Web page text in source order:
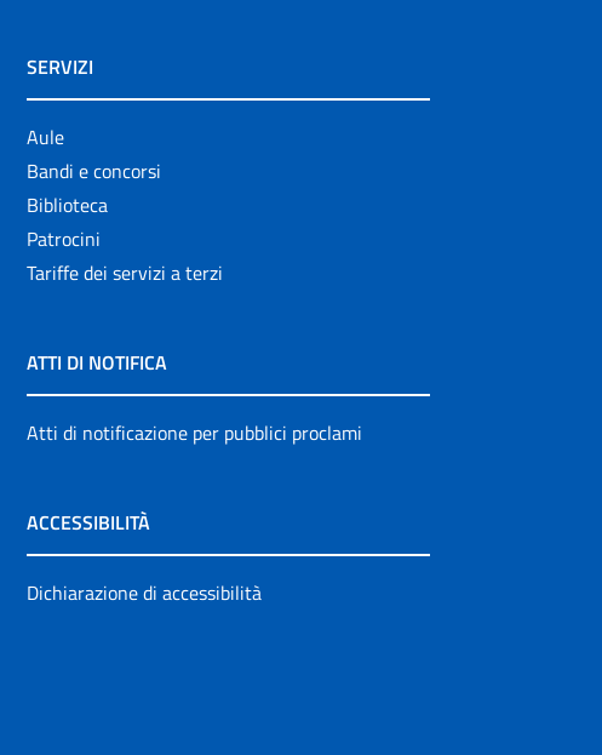
SERVIZI
Aule
Bandi e concorsi
Biblioteca
Patrocini
Tariffe dei servizi a terzi
ATTI DI NOTIFICA
Atti di notificazione per pubblici proclami
ACCESSIBILITÀ
Dichiarazione di accessibilità